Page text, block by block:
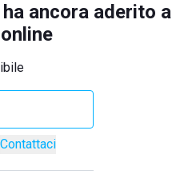
ancora aderito al
Contattaci